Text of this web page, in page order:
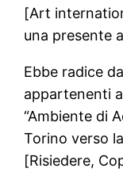
[Art
una presente
Ebbe radice
appartenenti
“Ambiente di
Torino verso
[Risiedere,